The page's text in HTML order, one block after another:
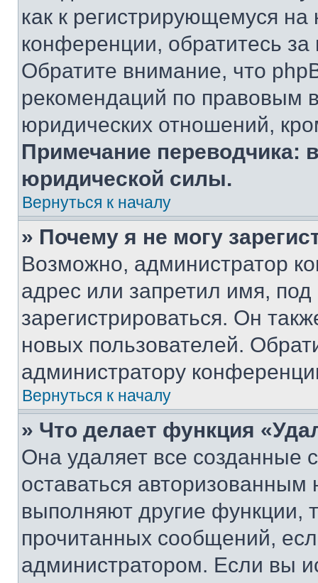
как к регистрирующемуся
конференции, обратитесь
Обратите внимание, что
рекомендаций по правовым
юридических отношений,
Примечание переводчика:
юридической силы.
Вернуться к началу
» Почему я не могу
Возможно, администратор
адрес или запретил имя,
зарегистрироваться. Он
новых пользователей.
администратору
Вернуться к началу
» Что делает функция
Она удаляет все созданные
оставаться
выполняют другие функции,
прочитанных сообщений,
администратором. Если вы